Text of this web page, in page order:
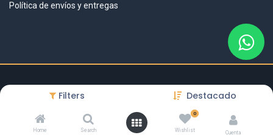
Filters Destacado
Home Search
0
Wishlist Cuenta
Política de envíos y entregas
DISEÑO & DESARROLLO
BitaTech